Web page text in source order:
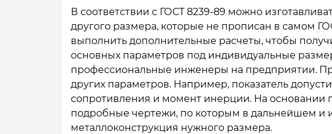
В соответствии с ГОСТ 8239-89 можно
другого размера, которые не прописан в самом
выполнить дополнительные расчеты, чтобы
основных параметров под индивидуальные
профессиональные инженеры на предприятии.
других параметров. Например, показатель
сопротивления и момент инерции. На основании
подробные чертежи, по которым в дальнейшем и
металлоконструкция нужного размера.